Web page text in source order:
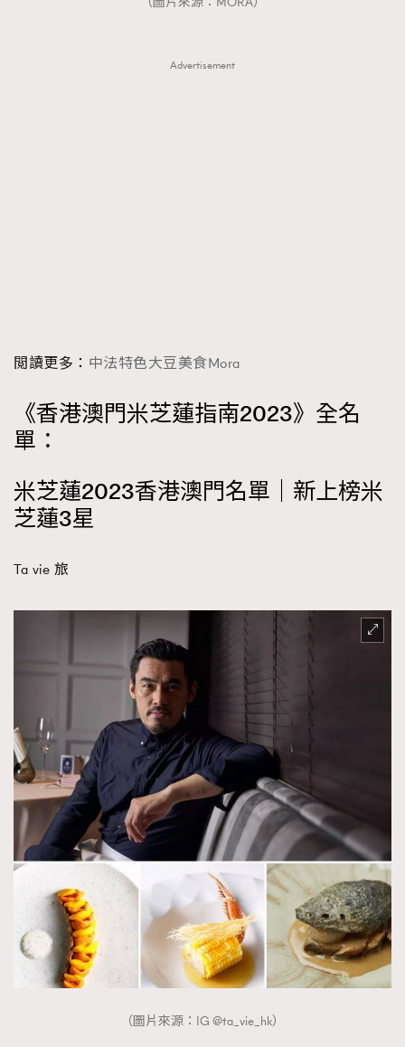
Advertisement
閲讀更多： 中法特色大豆美食Mora
《香港澳門米芝蓮指南2023》全名
單：
米芝蓮2023香港澳門名單｜新上榜米
芝蓮3星
Ta vie 旅
（圖片來源：IG @ta_vie_hk）